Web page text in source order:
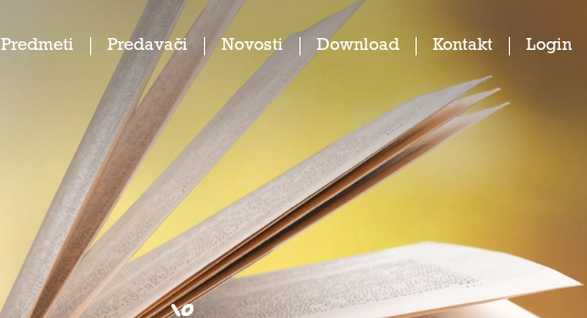
Predmeti Predavači Novosti Download Kontakt Login